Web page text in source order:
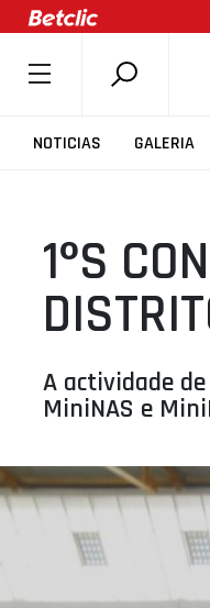
NOTICIAS GALERIA
SOBRE A
CLUBES
AGENTES
AGENDA
ÁREA
PROJETOS
1ºS
A actividade
MiniNAS e